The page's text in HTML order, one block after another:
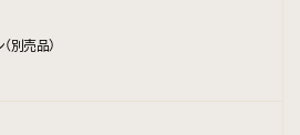
別売品）